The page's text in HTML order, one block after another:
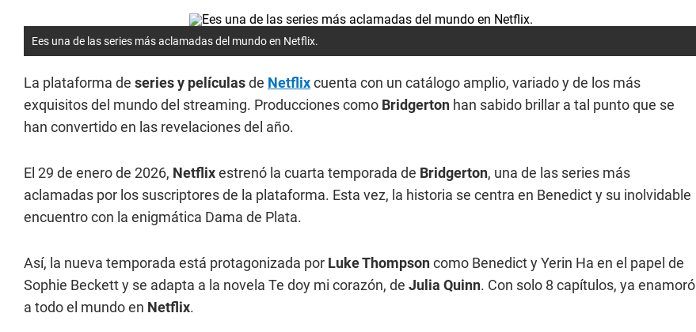
Ees una de las series más aclamadas del mundo en Netflix.
La plataforma de series y películasde Netflixcuenta con un catálogo amplio, variado y de los más
exquisitos del mundo del streaming. Producciones como Bridgerton han sabido brillar a tal punto que se
han convertido en las revelaciones del año.
El 29 de enero de 2026, Netflixestrenó la cuarta temporada de Bridgerton, una de las series más
aclamadas por los suscriptores de la plataforma. Esta vez, la historia se centra en Benedict y su inolvidable
encuentro con la enigmática Dama de Plata.
Así, la nueva temporada está protagonizada por Luke Thompsoncomo Benedict y Yerin Ha en el papel de
Sophie Beckett y se adapta a la novela Te doy mi corazón, de Julia Quinn. Con solo 8 capítulos, ya enamoró
a todo el mundo en Netflix.